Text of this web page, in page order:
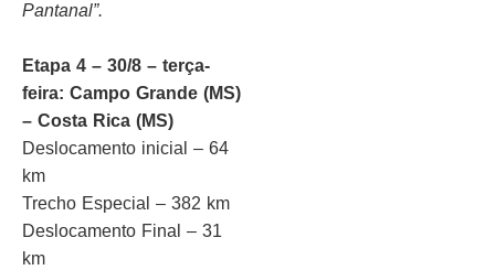
Pantanal”.
Etapa 4 – 30/8 – terça-
feira: Campo Grande (MS)
– Costa Rica (MS)
Deslocamento inicial – 64
km
Trecho Especial – 382 km
Deslocamento Final – 31
km